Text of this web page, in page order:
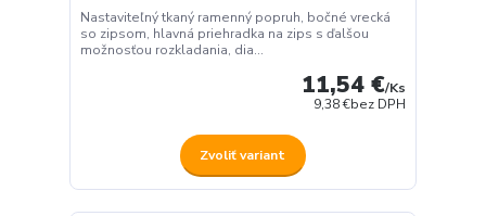
Nastaviteľný tkaný ramenný popruh, bočné vrecká
so zipsom, hlavná priehradka na zips s ďalšou
možnosťou rozkladania, dia...
11,54 €/Ks
9,38 €bez DPH
Zvoliť variant